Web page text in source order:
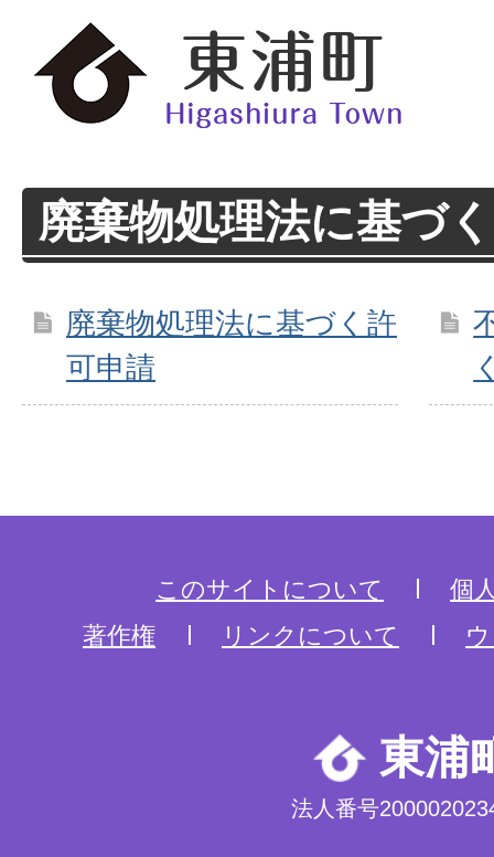
廃棄物処理法に基づ
廃棄物処理法に基づく許
可申請
このサイトについて
個
著作権
リンクについて
東浦
法人番号